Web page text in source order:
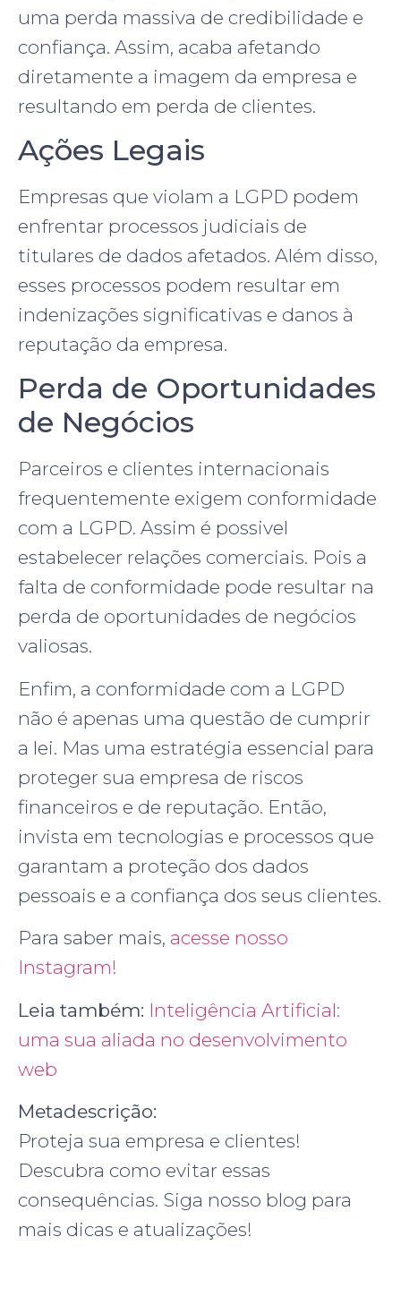
uma perda massiva de credibilidade e
confiança. Assim, acaba afetando
diretamente a imagem da empresa e
resultando em perda de clientes.
Ações Legais
Empresas que violam a LGPD podem
enfrentar processos judiciais de
titulares de dados afetados. Além disso,
esses processos podem resultar em
indenizações significativas e danos à
reputação da empresa.
Perda de Oportunidades
de Negócios
Parceiros e clientes internacionais
frequentemente exigem conformidade
com a LGPD. Assim é possivel
estabelecer relações comerciais. Pois a
falta de conformidade pode resultar na
perda de oportunidades de negócios
valiosas.
Enfim, a conformidade com a LGPD
não é apenas uma questão de cumprir
a lei. Mas uma estratégia essencial para
proteger sua empresa de riscos
financeiros e de reputação. Então,
invista em tecnologias e processos que
garantam a proteção dos dados
pessoais e a confiança dos seus clientes.
Para saber mais, acesse nosso
Instagram!
Leia também: Inteligência Artificial:
uma sua aliada no desenvolvimento
web
Metadescrição:
Proteja sua empresa e clientes!
Descubra como evitar essas
consequências. Siga nosso blog para
mais dicas e atualizações!